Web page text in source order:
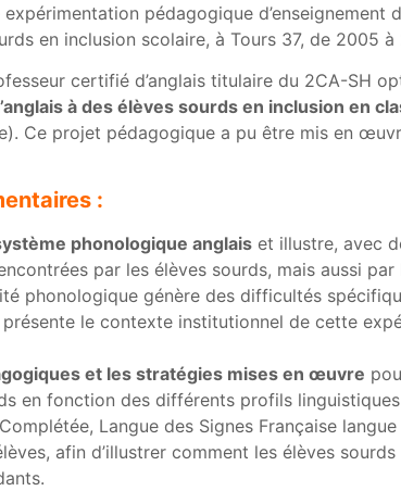
pédagogique d’enseignement
en inclusion scolaire, à Tours 37, de 2005 à
certifié d’anglais titulaire du 2CA-SH
à des élèves sourds en inclusion en
Ce projet pédagogique a pu être mis en
:
phonologique anglais et illustre, avec
par les élèves sourds, mais aussi
phonologique génère des difficultés
le contexte institutionnel de cette
et les stratégies mises en œuvre
en fonction des différents profils
Langue des Signes Française
afin d’illustrer comment les élèves